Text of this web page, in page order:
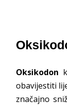
Oksikodon
obavijestiti
značajno